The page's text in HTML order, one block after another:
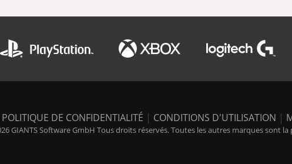
POLITIQUE DE CONFIDENTIALITÉ | CONDITIONS D'UTILISATION |
GIANTS Software GmbH Tous droits réservés. Toutes les autres marques sont